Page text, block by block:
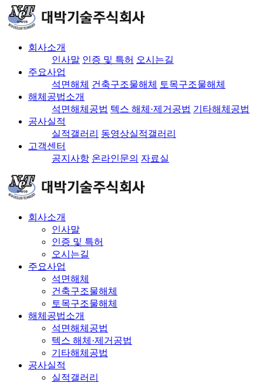
회사소개
인사말 인증 및 특허 오시는길
주요사업
석면해체 건축구조물해체
토목구조물해체
해체공법소개
석면해체공법 텍스 해체·제거공법 기타해체공법
공사실적
실적갤러리 동영상실적갤러리
고객센터
공지사항 온라인문의 자료실
회사소개
인사말
인증 및 특허
오시는길
주요사업
석면해체
건축구조물해체
토목구조물해체
해체공법소개
석면해체공법
텍스 해체·제거공법
기타해체공법
공사실적
실적갤러리